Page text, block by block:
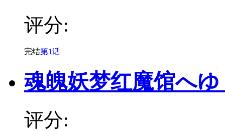
评分:
完结第1话
魂魄妖梦红魔馆へゆ
评分: